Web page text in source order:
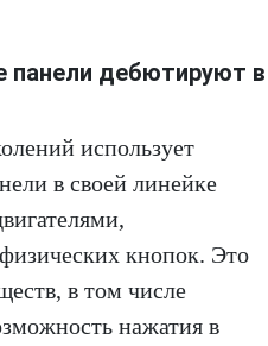
панели дебютируют в
использует
в своей линейке
кнопок. Это
в том числе
нажатия в